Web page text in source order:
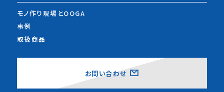
モノ作り現場とOOGA
事例
取扱商品
お問い合わせ